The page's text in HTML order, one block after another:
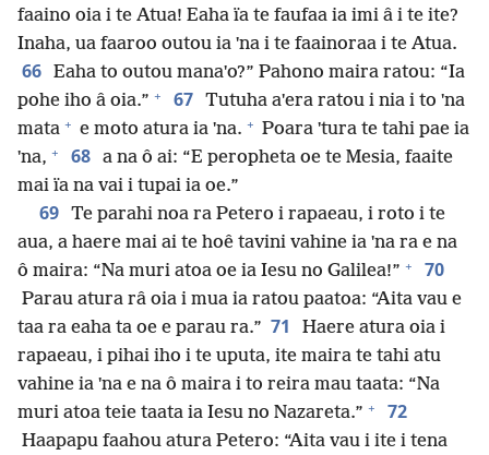
faaino oia i te Atua! Eaha ïa te faufaa ia imi â i te ite?
Inaha, ua faaroo outou ia ˈna i te faainoraa i te Atua.
66 Eaha to outou manaˈo?” Pahono maira ratou: “Ia
pohe iho â oia.” + 67 Tutuha aˈera ratou i nia i to ˈna
mata + e moto atura ia ˈna. + Poara ˈtura te tahi pae ia
ˈna, + 68 a na ô ai: “E peropheta oe te Mesia, faaite
mai ïa na vai i tupai ia oe.”
69 Te parahi noa ra Petero i rapaeau, i roto i te
aua, a haere mai ai te hoê tavini vahine ia ˈna ra e na
ô maira: “Na muri atoa oe ia Iesu no Galilea!” + 70
Parau atura râ oia i mua ia ratou paatoa: “Aita vau e
taa ra eaha ta oe e parau ra.” 71
Haere atura oia i
rapaeau, i pihai iho i te uputa, ite maira te tahi atu
vahine ia ˈna e na ô maira i to reira mau taata: “Na
muri atoa teie taata ia Iesu no Nazareta.” + 72
Haapapu faahou atura Petero: “Aita vau i ite i tena